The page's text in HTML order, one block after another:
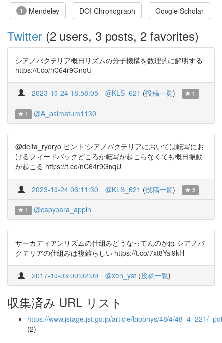
1 Mendeley DOI Chronograph Google Scholar
Twitter (2 users, 3 posts, 2 favorites)
シアノバクテリア概日リズムの分子機構を数理的に解明する
https://t.co/nC64r9GnqU
2023-10-24 18:58:05 @KLS_621 (投稿一覧) 1
1 @A_palmatum1130
@delta_ryoryo ヒント:シアノバクテリアにおいては転写にお
けるフィードバックどころか転写が起こらなくても概日振動
が起こる https://t.co/nC64r9GnqU
2023-10-24 06:11:30 @KLS_621 (投稿一覧) 2
1 @capybara_appin
サーカディアンリズムの仕組みどうなってんのかね シアノバ
クテリアの仕組みは複雑らしい https://t.co/7xt8Yal9kH
2017-10-03 00:02:09 @xen_yst (投稿一覧)
収集済み URL リスト
https://www.jstage.jst.go.jp/article/biophys/48/4/48_4_221/_pdf
(2)